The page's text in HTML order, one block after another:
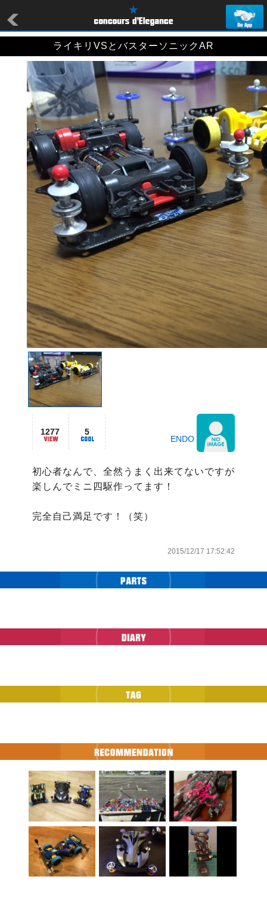
ライキリVSとバスターソニックAR
1277 5
ENDO
初心者なんで、全然うまく出来てないですが
楽しんでミニ四駆作ってます！
完全自己満足です！（笑）
2015/12/17 17:52:42